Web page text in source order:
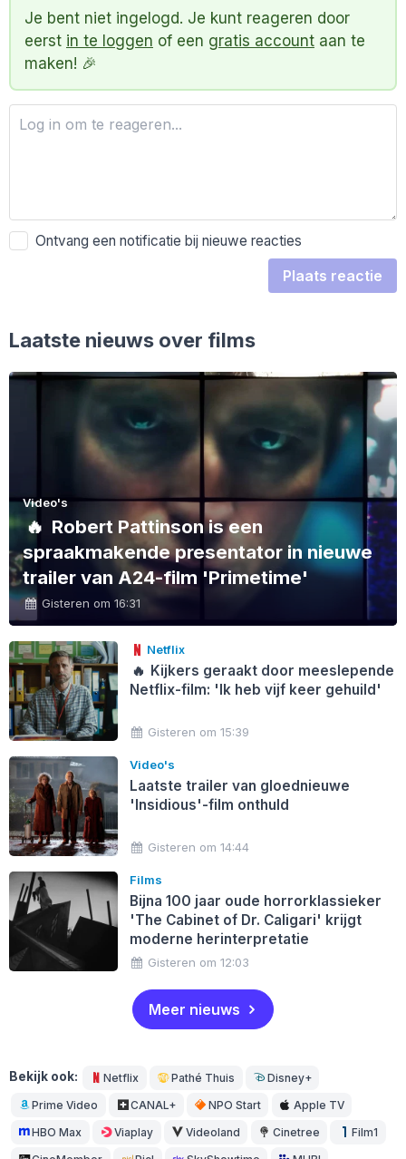
Je bent niet ingelogd. Je kunt reageren door
eerst in te loggen of een gratis account aan te
maken! 🎉
Ontvang een notificatie bij nieuwe reacties
Plaats reactie
Laatste nieuws over films
Video's
🔥 Robert Pattinson is een
spraakmakende presentator in nieuwe
trailer van A24-film 'Primetime'
Gisteren om 16:31
Netflix
🔥 Kijkers geraakt door meeslepende
Netflix-film: 'Ik heb vijf keer gehuild'
Gisteren om 15:39
Video's
Laatste trailer van gloednieuwe
'Insidious'-film onthuld
Gisteren om 14:44
Films
Bijna 100 jaar oude horrorklassieker
'The Cabinet of Dr. Caligari' krijgt
moderne herinterpretatie
Gisteren om 12:03
Meer nieuws
Bekijk ook: Netflix Pathé Thuis Disney+
Prime Video CANAL+ NPO Start Apple TV
HBO Max Viaplay Videoland Cinetree Film1